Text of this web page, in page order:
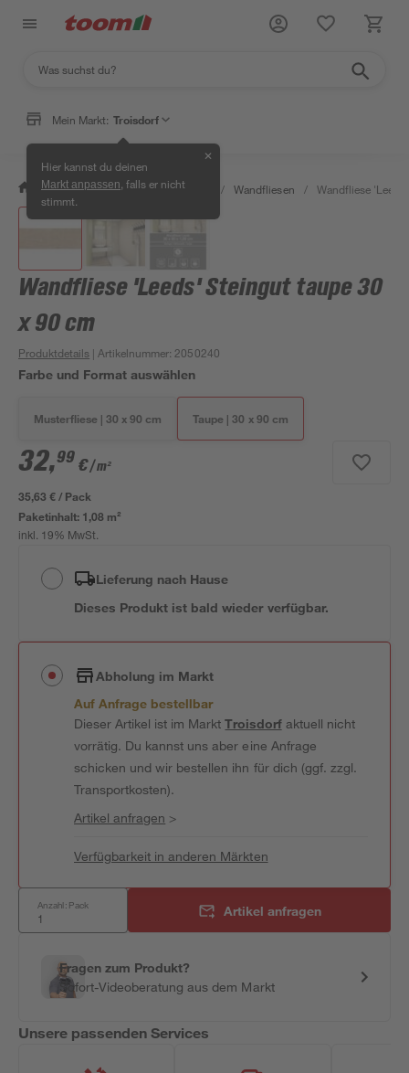
Mein Markt: Troisdorf
Hier kannst du deinen
Markt anpassen , falls er nicht
stimmt.
✕
/ Bauen & Renovieren / Fliesen / Wandfliesen / Wandfliese
Wandfliese 'Leeds' Steingut taupe 30
x 90 cm
Produktdetails | Artikelnummer: 2050240
Farbe und Format auswählen
Musterfliese | 30 x 90 cm Taupe | 30 x 90 cm
32,99 €/ m²
35,63 € / Pack
Paketinhalt: 1,08 m²
inkl. 19% MwSt.
Lieferung nach Hause
Dieses Produkt ist bald wieder verfügbar.
Abholung im Markt
Auf Anfrage bestellbar
Dieser Artikel ist im MarktTroisdorfaktuell nicht
vorrätig. Du kannst uns aber eine Anfrage
schicken und wir bestellen ihn für dich (ggf. zzgl.
Transportkosten).
Artikel anfragen >
Verfügbarkeit in anderen Märkten
Anzahl: Pack Artikel anfragen
Fragen zum Produkt?
Sofort-Videoberatung aus dem Markt
Unsere passenden Services